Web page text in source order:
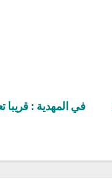
في المهدية :